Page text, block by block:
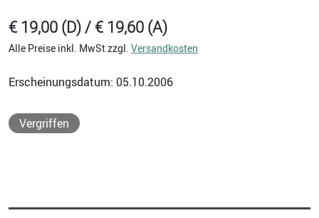
€ 19,00 (D) / € 19,60 (A)
Alle Preise inkl. MwSt zzgl. Versandkosten
Erscheinungsdatum: 05.10.2006
Vergriffen